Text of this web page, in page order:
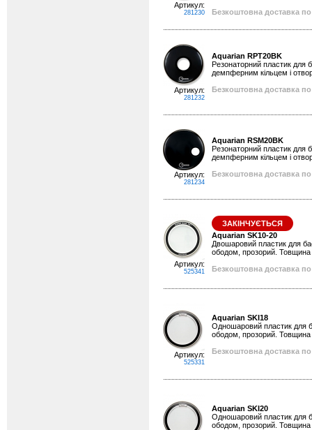
Артикул:
281230
Безкоштовна доставка по
Артикул:
281232
Aquarian RPT20BK
Резонаторний пластик для
демпферним кільцем і
Безкоштовна доставка по
Артикул:
281234
Aquarian RSM20BK
Резонаторний пластик для
демпферним кільцем і
Безкоштовна доставка по
Артикул:
525341
ЗАКІНЧУЄТЬСЯ
Aquarian SK10-20
Двошаровий пластик для
ободом, прозорий.
Безкоштовна доставка по
Артикул:
525331
Aquarian SKI18
Одношаровий пластик для
ободом, прозорий.
Безкоштовна доставка по
Aquarian SKI20
Одношаровий пластик для
ободом, прозорий.